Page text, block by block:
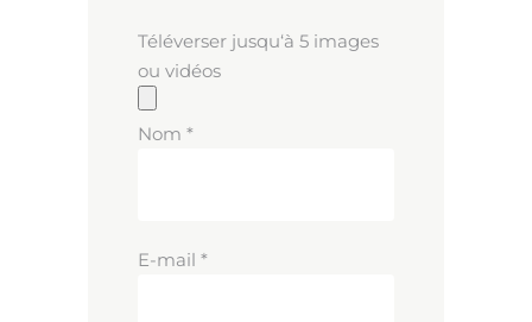
Téléverser jusqu‘à 5 images
ou vidéos
Nom *
E-mail *